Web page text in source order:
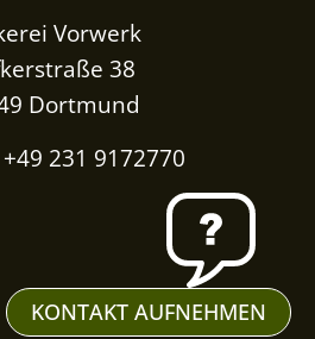
Vorwerk
38
Dortmund
231 9172770
KONTAKT AUFNEHMEN